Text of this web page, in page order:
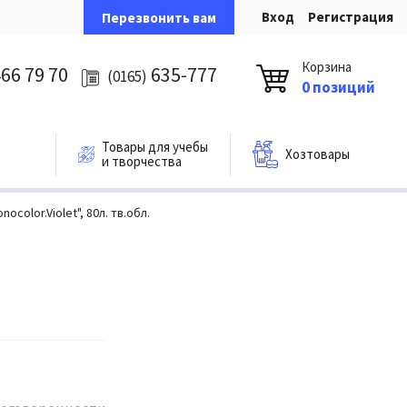
Перезвонить вам Вход Регистрация
79 70 (0165) 635-777 Корзина
0 позиций
Товары для учебы
и творчества
Хозтовары
80л. тв.обл.